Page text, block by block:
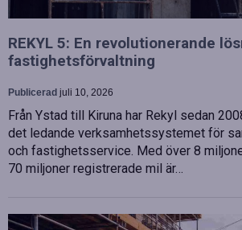
REKYL 5: En revolutionerande
fastighetsförvaltning
Publicerad juli 10, 2026
Från Ystad till Kiruna har Rekyl sedan
det ledande verksamhetssystemet för
och fastighetsservice. Med över 8
70 miljoner registrerade mil är…